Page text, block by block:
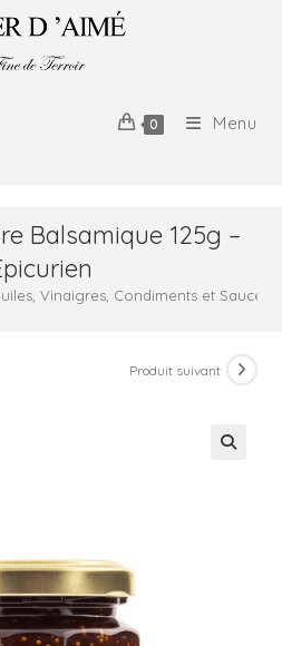
0 Menu
Balsamique 125g –
Vinaigres, Condiments et Sauces
Produit suivant